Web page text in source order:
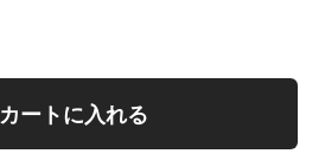
カートに入れる